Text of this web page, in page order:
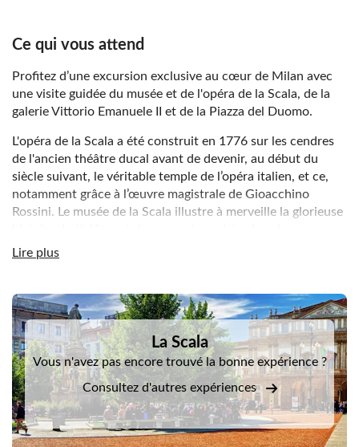
Ce qui vous attend
Profitez d’une excursion exclusive au cœur de Milan avec
une visite guidée du musée et de l'opéra de la Scala, de la
galerie Vittorio Emanuele II et de la Piazza del Duomo.
L'opéra de la Scala a été construit en 1776 sur les cendres
de l'ancien théâtre ducal avant de devenir, au début du
siècle suivant, le véritable temple de l’opéra italien, et ce,
notamment grâce à l’œuvre magistrale de Gioacchino
Rossini. Le musée de la Scala illustre à merveille la glorieuse
renommés. Il contient une très riche collection de
très précieuse collection de céramique Sambon, sur le
thème des traditions théâtrales, et les portraits des grands
maîtres qui ont enchanté la scène de la Scala, comme
Arturo Toscanini, Giacomo Puccini ou encore Giuseppe
Verdi.
Après la visite du théâtre, vous ferez une exquise balade au
cœur de la célèbre galerie Vittorio Emanuele II, construite
dans la seconde moitié du XIXe siècle et considérée comme
Lire plus
DSA1La Scala
La Scala
Vous n'avez pas encore trouvé la bonne expérience ?
Consultez d'autres expériences